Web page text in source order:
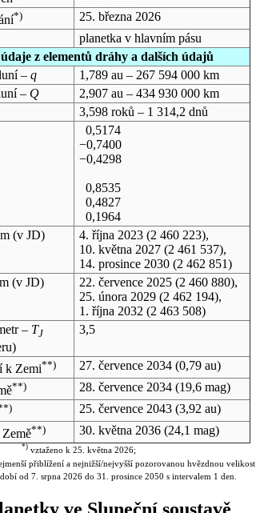
*)
25. března 2026
planetka v hlavním pásu
z elementů dráhy a dalších údajů
– q
1,789 au – 267 594 000 km
– Q
2,907 au – 434 930 000 km
3,598 roků – 1 314,2 dnů
0,5174
−0,7400
−0,4298
0,8535
0,4827
0,1964
(v JD) 4. října 2023(2 460 223),
10. května 2027(2 461 537),
14. prosince 2030(2 462 851)
(v JD) 22. července 2025(2 460 880),
25. února 2029(2 462 194),
1. října 2032 (2 463 508)
– TJ 3,5
k Zemi**) 27. července 2034(0,79 au)
**) 28. července 2034(19,6 mag)
25. července 2043(3,92 au)
**) 30. května 2036(24,1 mag)
*)vztaženo k 25. května 2026;
přiblížení a nejnižší/nejvyšší pozorovanou hvězdnou velikost
od 7. srpna 2026 do 31. prosince 2050 s intervalem 1 den.